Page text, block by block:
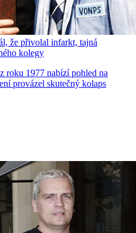
že přivolal infarkt, tajná
kolegy
roku 1977 nabízí pohled na
provázel skutečný kolaps